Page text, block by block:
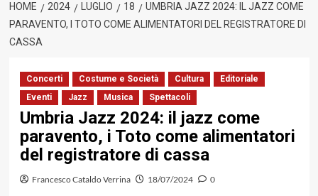
HOME 2024 LUGLIO 18
UMBRIA JAZZ 2024: IL JAZZ COME
PARAVENTO, I TOTO COME ALIMENTATORI DEL REGISTRATORE DI
CASSA
Concerti Costume e Società Cultura
Editoriale
Eventi
Jazz Musica Spettacoli
Umbria Jazz 2024: il jazz come
paravento, i Toto come alimentatori
del registratore di cassa
Francesco Cataldo Verrina 18/07/2024 0